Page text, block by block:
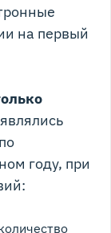
на первый
году, при